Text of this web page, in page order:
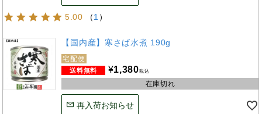
5.00 （1 ）
【国内産】寒さば水煮 190g
宅配便
¥1,380税込
在庫切れ
再入荷お知らせ